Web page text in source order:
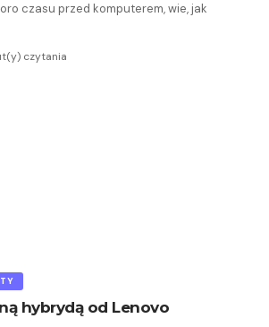
czasu przed komputerem, wie, jak
czytania
hybrydą od Lenovo